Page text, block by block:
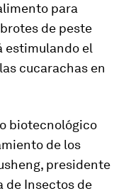
para
de peste
estimulando el
cucarachas en
biotecnológico
de los
presidente
de Insectos de